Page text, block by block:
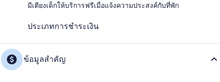
มีเตียงเด็กให้บริการฟรีเมื่อแจ้งความประสงค์กับที่พัก
ประเภทการชำระเงิน
ข้อมูลสำคัญ